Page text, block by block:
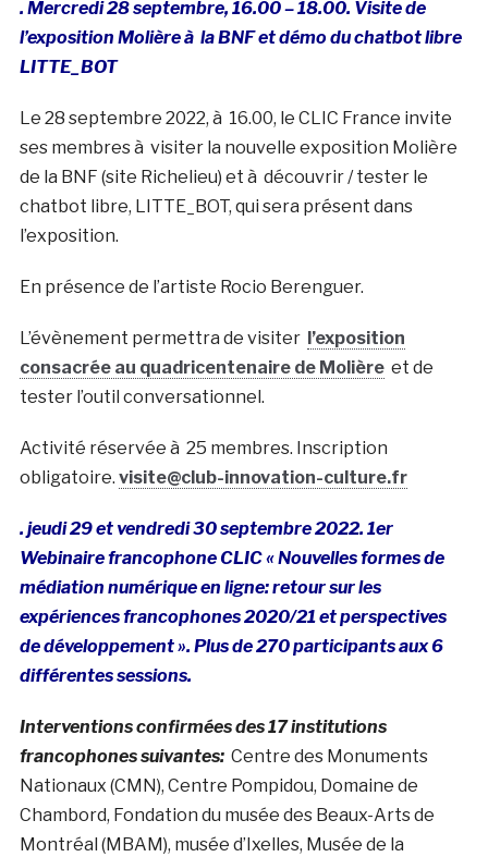
. Mercredi 28 septembre, 16.00 – 18.00. Visite de
l’exposition Molière à la BNF et démo du chatbot libre
LITTE_BOT
Le 28 septembre 2022, à 16.00, le CLIC France invite
ses membres à visiter la nouvelle exposition Molière
de la BNF (site Richelieu) et à découvrir / tester le
chatbot libre, LITTE_BOT, qui sera présent dans
l’exposition.
En présence de l’artiste Rocio Berenguer.
L’évènement permettra de visiter l’exposition
consacrée au quadricentenaire de Molièreet de
tester l’outil conversationnel.
Activité réservée à 25 membres. Inscription
obligatoire. visite@club-innovation-culture.fr
. jeudi 29 et vendredi 30 septembre 2022. 1er
Webinaire francophone CLIC « Nouvelles formes de
médiation numérique en ligne: retour sur les
expériences francophones 2020/21 et perspectives
de développement ». Plus de 270 participants aux 6
différentes sessions.
Interventions confirmées des 17 institutions
francophones suivantes:Centre des Monuments
Nationaux (CMN), Centre Pompidou, Domaine de
Chambord, Fondation du musée des Beaux-Arts de
Montréal (MBAM), musée d’Ixelles, Musée de la